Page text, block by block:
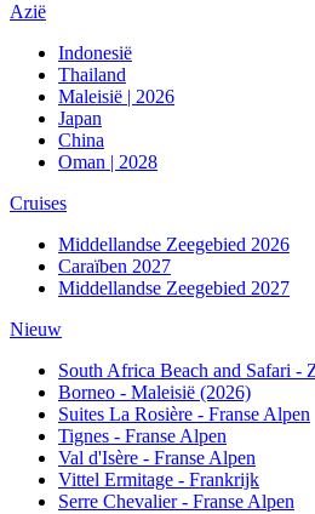
Azië
Indonesië
Thailand
Maleisië | 2026
Japan
China
Oman | 2028
Cruises
Middellandse Zeegebied 2026
Caraïben 2027
Middellandse Zeegebied 2027
Nieuw
South Africa Beach and Safari -
Borneo - Maleisië (2026)
Suites La Rosière - Franse Alpen
Tignes - Franse Alpen
Val d'Isère - Franse Alpen
Vittel Ermitage - Frankrijk
Serre Chevalier - Franse Alpen